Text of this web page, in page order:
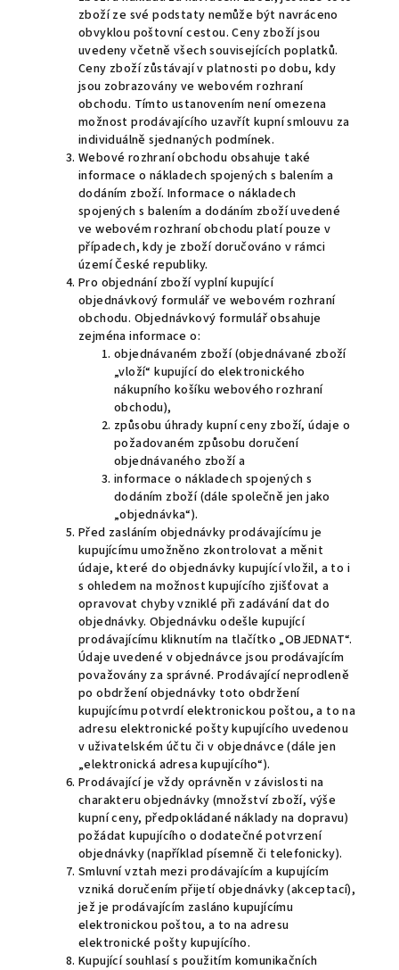
zboží ze své podstaty nemůže být navráceno
obvyklou poštovní cestou. Ceny zboží jsou
uvedeny včetně všech souvisejících poplatků.
Ceny zboží zůstávají v platnosti po dobu, kdy
jsou zobrazovány ve webovém rozhraní
obchodu. Tímto ustanovením není omezena
možnost prodávajícího uzavřít kupní smlouvu za
individuálně sjednaných podmínek.
Webové rozhraní obchodu obsahuje také
informace o nákladech spojených s balením a
dodáním zboží. Informace o nákladech
spojených s balením a dodáním zboží uvedené
ve webovém rozhraní obchodu platí pouze v
případech, kdy je zboží doručováno v rámci
území České republiky.
Pro objednání zboží vyplní kupující
objednávkový formulář ve webovém rozhraní
obchodu. Objednávkový formulář obsahuje
zejména informace o:
objednávaném zboží (objednávané zboží
„vloží“ kupující do elektronického
nákupního košíku webového rozhraní
obchodu),
způsobu úhrady kupní ceny zboží, údaje o
požadovaném způsobu doručení
objednávaného zboží a
informace o nákladech spojených s
dodáním zboží (dále společně jen jako
„objednávka“).
Před zasláním objednávky prodávajícímu je
kupujícímu umožněno zkontrolovat a měnit
údaje, které do objednávky kupující vložil, a to i
s ohledem na možnost kupujícího zjišťovat a
opravovat chyby vzniklé při zadávání dat do
objednávky. Objednávku odešle kupující
prodávajícímu kliknutím na tlačítko „OBJEDNAT“.
Údaje uvedené v objednávce jsou prodávajícím
považovány za správné. Prodávající neprodleně
po obdržení objednávky toto obdržení
kupujícímu potvrdí elektronickou poštou, a to na
adresu elektronické pošty kupujícího uvedenou
v uživatelském účtu či v objednávce (dále jen
„elektronická adresa kupujícího“).
Prodávající je vždy oprávněn v závislosti na
charakteru objednávky (množství zboží, výše
kupní ceny, předpokládané náklady na dopravu)
požádat kupujícího o dodatečné potvrzení
objednávky (například písemně či telefonicky).
Smluvní vztah mezi prodávajícím a kupujícím
vzniká doručením přijetí objednávky (akceptací),
jež je prodávajícím zasláno kupujícímu
elektronickou poštou, a to na adresu
elektronické pošty kupujícího.
Kupující souhlasí s použitím komunikačních